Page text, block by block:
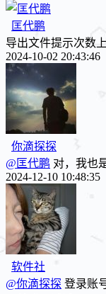
匡代鹏
导出文件提示次数
2024-10-02 20:43:46
你滴探探
@匡代鹏 对，我也
2024-12-10 10:48:35
软件社
@你滴探探 登录账